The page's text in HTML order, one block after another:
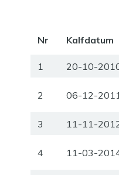
Nr Kalfdatum
1 20-10-
2 06-12-
3 11-11-
4 11-03-